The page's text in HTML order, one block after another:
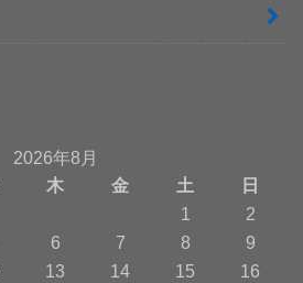
2026年8月
木 金 土
日
1
2
6 7 8
9
13 14 15 16